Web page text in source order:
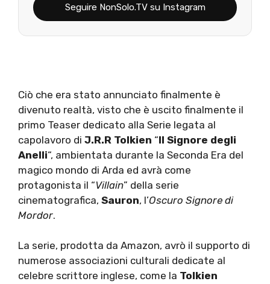
Seguire NonSolo.TV su Instagram
Ciò che era stato annunciato finalmente è
divenuto realtà, visto che è uscito finalmente il
primo Teaser dedicato alla Serie legata al
capolavoro di J.R.R Tolkien “Il Signore degli
Anelli“, ambientata durante la Seconda Era del
magico mondo di Arda ed avrà come
protagonista il “Villain” della serie
cinematografica, Sauron, l’Oscuro Signore di
Mordor.
La serie, prodotta da Amazon, avrò il supporto di
numerose associazioni culturali dedicate al
celebre scrittore inglese, come la Tolkien